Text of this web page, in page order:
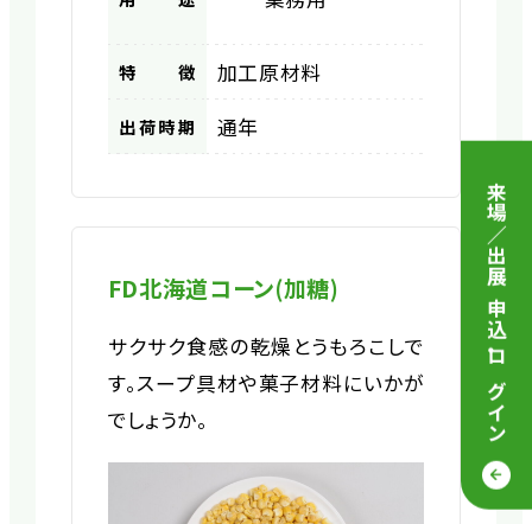
来場／出展 申込
・
ログイン
特徴 加工原材料
出荷時期 通年
FD北海道コーン(加糖)
サクサク食感の乾燥とうもろこしで
す。スープ具材や菓子材料にいかが
でしょうか。